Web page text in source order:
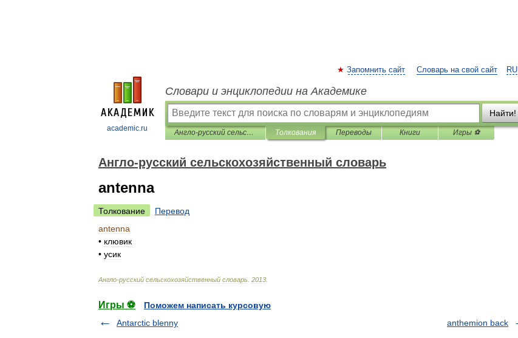
academic.ru
RU
Запомнить сайт Словарь на свой сайт
Словари и энциклопедии на Академике
Найти!
Англо-русский сельскохозяйственный словарь Толкования Переводы Книги Игры ⚽
Англо-русский сельскохозяйственный словарь
antenna
Толкование
Перевод
antenna
• клювик
• усик
Англо-русский сельскохозяйственный словарь 2013
Игры ⚽
Поможем написать курсовую
Antarctic blenny
anthemion back